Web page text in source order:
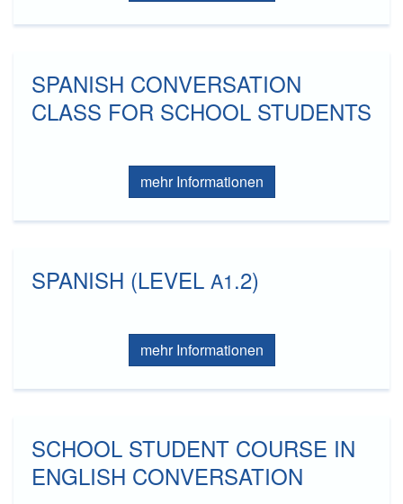
SPANISH CONVERSATION
CLASS FOR SCHOOL STUDENTS
mehr Informationen
SPANISH (LEVEL A1.2)
mehr Informationen
SCHOOL STUDENT COURSE IN
ENGLISH CONVERSATION